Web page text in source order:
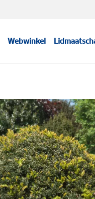
Webwinkel